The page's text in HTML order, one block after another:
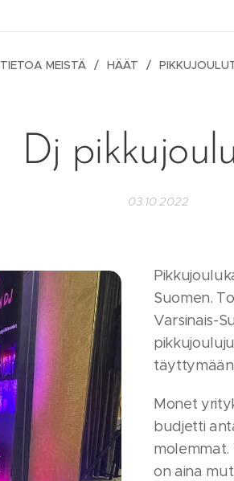
TIETOA MEISTÄ HÄÄT
Dj
03.10.2022
Suomen.
Varsinais-
Monet
budjetti
on aina